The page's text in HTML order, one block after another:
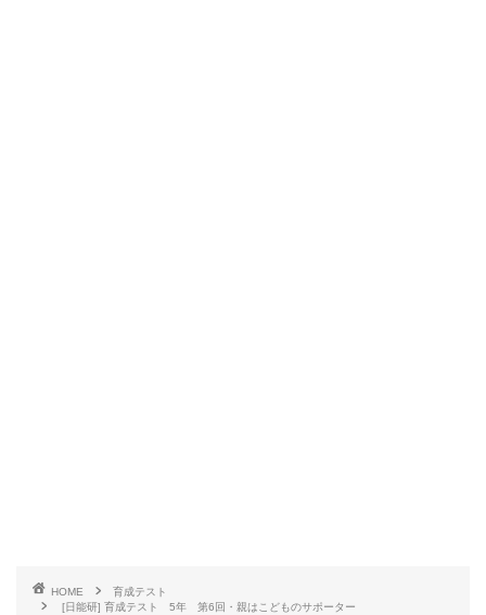
HOME
育成テスト
[日能研] 育成テスト 5年 第6回・親はこどものサポーター